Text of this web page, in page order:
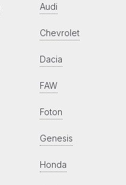
Audi
Chevrolet
Dacia
FAW
Foton
Genesis
Honda